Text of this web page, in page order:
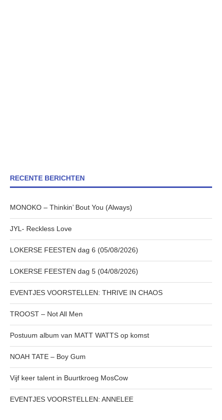
RECENTE BERICHTEN
MONOKO – Thinkin’ Bout You (Always)
JYL- Reckless Love
LOKERSE FEESTEN dag 6 (05/08/2026)
LOKERSE FEESTEN dag 5 (04/08/2026)
EVENTJES VOORSTELLEN: THRIVE IN CHAOS
TROOST – Not All Men
Postuum album van MATT WATTS op komst
NOAH TATE – Boy Gum
Vijf keer talent in Buurtkroeg MosCow
EVENTJES VOORSTELLEN: ANNELEE